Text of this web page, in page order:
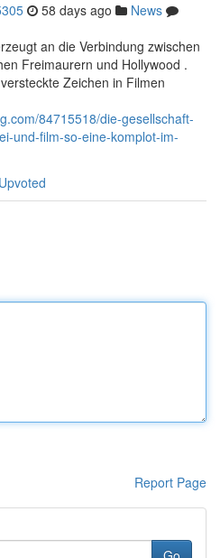
58 days ago
News
an die Verbindung zwischen
Freimaurern und Hollywood .
Zeichen in Filmen
84715518/die-gesellschaft-
und-film-so-eine-komplot-im-
Report Page